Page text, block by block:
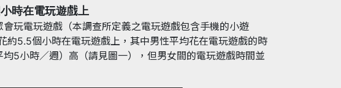
時在電玩遊戲上
玩電玩遊戲（本調查所定義之電玩遊戲包含手機的小遊
約5.5個小時在電玩遊戲上，其中男性平均花在電玩遊戲的時
5小時／週）高（請見圖一），但男女間的電玩遊戲時間並